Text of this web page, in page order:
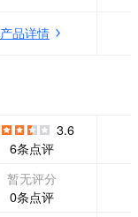
产品详情
3.6
6条点评
暂无评分
0条点评